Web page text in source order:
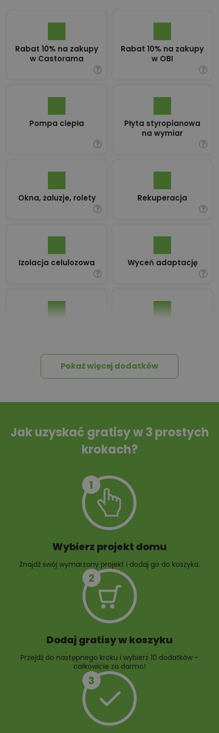
Rabat 10% na zakupy
w Castorama
Rabat 10% na zakupy
w OBI
Pompa ciepła
Płyta styropianowa
na wymiar
Okna, żaluzje, rolety Rekuperacja
Izolacja celulozowa Wyceń adaptację
Tablica informacyjna
Przydomowa
10 projektów małej
10 projektów rabat
Pokaż więcej dodatków
Jak uzyskać gratisy w 3 prostych
krokach?
Wybierz projekt domu
Znajdź swój wymarzony projekt i dodaj go do koszyka.
Dodaj gratisy w koszyku
Przejdź do następnego kroku i wybierz 10 dodatków –
całkowicie za darmo!